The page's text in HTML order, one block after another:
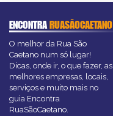
ENCONTRARUASÃOCAETANO
O melhor da Rua São
Caetano num só lugar!
Dicas, onde ir, o que fazer, as
melhores empresas, locais,
serviços e muito mais no
guia Encontra
RuaSãoCaetano.